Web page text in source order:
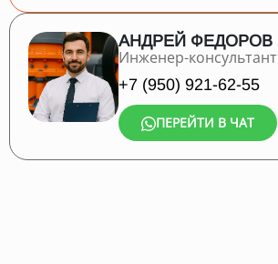
АНДРЕЙ ФЕДОРОВ
Инженер-консультант
+7 (950) 921-62-55
ПЕРЕЙТИ В ЧАТ